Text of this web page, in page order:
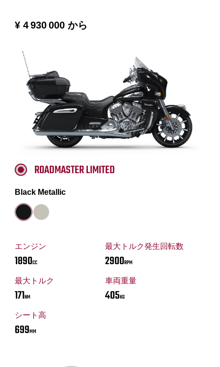
から
¥ 4 930 000
エンジン
1890CC
最大トルク発生回転数
2900RPM
最大トルク
171NM
車両重量
405KG
シート高
699MM
ROADMASTER LIMITED
Black Metallic